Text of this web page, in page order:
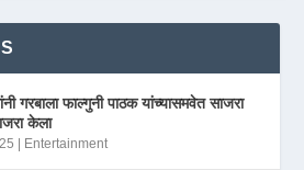
गरबाला फाल्गुनी पाठक यांच्यासमवेत साजरा
केला
Entertainment